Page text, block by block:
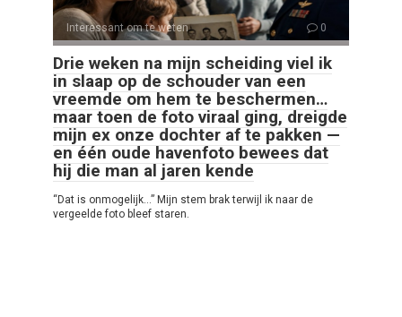
Interessant om te weten 0
Drie weken na mijn scheiding viel ik
in slaap op de schouder van een
vreemde om hem te beschermen…
maar toen de foto viraal ging, dreigde
mijn ex onze dochter af te pakken —
en één oude havenfoto bewees dat
hij die man al jaren kende
“Dat is onmogelijk…” Mijn stem brak terwijl ik naar de
vergeelde foto bleef staren.